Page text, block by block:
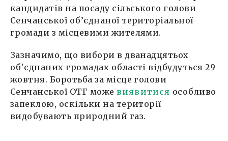
кандидатів на посаду сільського голови
Сенчанської об’єднаної територіальної
громади з місцевими жителями.
Зазначимо, що вибори в дванадцятьох
об'єднаних громадах області відбудуться 29
жовтня. Боротьба за місце голови
Сенчанської ОТГ можевиявитися особливо
запеклою, оскільки на території
видобувають природний газ.